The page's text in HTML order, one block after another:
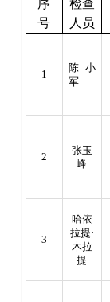
序
号
检查
人员
1
陈小
军
2
张玉
峰
3
哈依
拉提·
木拉
提